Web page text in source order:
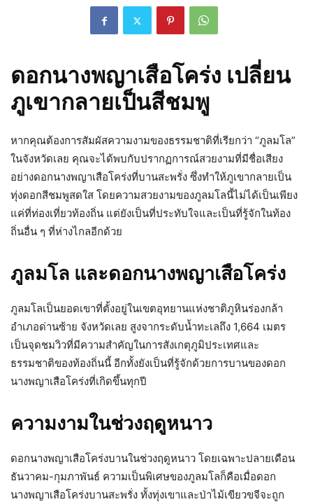
ดอกนางพญาเสือโคร่ง เปลี่ยน
ภูเขากลายเป็นสีชมพู
หากคุณต้องการสัมผัสความงามของธรรมชาติที่เรียกว่า “ภูลมโล”
ในจังหวัดเลย คุณจะได้พบกับปรากฏการณ์สวยงามที่มีชื่อเสียง
อย่างดอกนางพญาเสือโคร่งที่บานสะพรั่ง ซึ่งทำให้ภูเขากลายเป็น
ทุ่งดอกสีชมพูสดใส โดยความสวยงามของภูลมโลนี้ไม่ได้เป็นเพียง
แค่ที่ท่องเที่ยวท้องถิ่น แต่ยังเป็นที่ประทับใจและเป็นที่รู้จักในท้อง
ถิ่นอื่น ๆ ที่ห่างไกลอีกด้วย
ภูลมโล และดอกนางพญาเสือโคร่ง
ภูลมโลเป็นยอดเขาที่ตั้งอยู่ในเขตอุทยานแห่งชาติภูหินร่องกล้า
อำเภอด่านซ้าย จังหวัดเลย สูงจากระดับน้ำทะเลถึง 1,664 เมตร
เป็นจุดชมวิวที่มีความสำคัญในการสังเกตุภูมิประเทศและ
ธรรมชาติของท้องถิ่นนี้ อีกทั้งยังเป็นที่รู้จักด้วยการบานของดอก
นางพญาเสือโคร่งที่เกิดขึ้นทุกปี
ความงามในช่วงฤดูหนาว
ดอกนางพญาเสือโคร่งบานในช่วงฤดูหนาว โดยเฉพาะปลายเดือน
ธันวาคม-กุมภาพันธ์ ความเป็นพิเศษของภูลมโลก็คือเมื่อดอก
นางพญาเสือโคร่งบานสะพรั่ง ทั้งทุ่งเขาและป่าไม้เขียวขจีจะถูก